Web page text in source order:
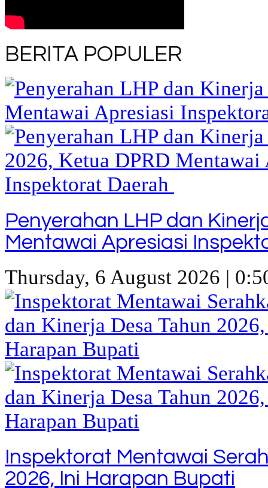
BERITA POPULER
Penyerahan LHP dan
Mentawai Apresiasi
Thursday, 6 August 2026 |
Inspektorat Mentawai
2026, Ini Harapan Bupati